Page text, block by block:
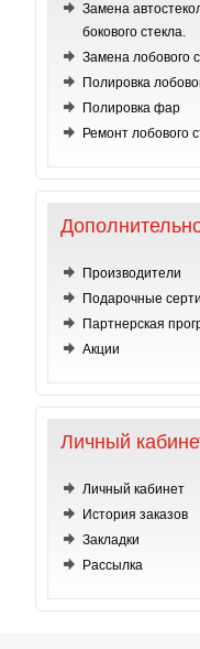
Замена
бокового стекла.
Замена лобового
Полировка
Полировка фар
Ремонт лобового
Производители
Подарочные
Партнерская
Акции
Личный
Личный кабинет
История заказов
Закладки
Рассылка